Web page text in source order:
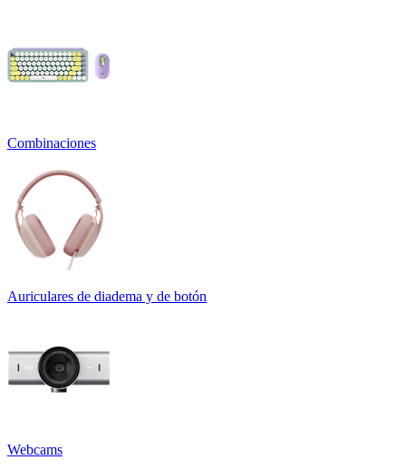
Combinaciones
Auriculares de diadema y de botón
Webcams